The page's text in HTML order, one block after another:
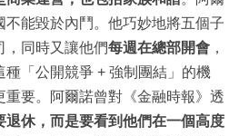
能毀於內鬥。他巧妙地將五個子
，同時又讓他們每週在總部開會 ，
「公開競爭 + 強制團結」的機
要。阿爾諾曾對《金融時報》透
退休，而是要看到他們在一個高度